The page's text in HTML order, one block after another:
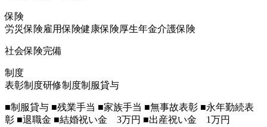
保険
労災保険雇用保険健康保険厚生年金介護保険
社会保険完備
制度
表彰制度研修制度制服貸与
■制服貸与 ■残業手当 ■家族手当 ■無事故表彰 ■永年勤続表
彰 ■退職金 ■結婚祝い金 3万円 ■出産祝い金 1万円